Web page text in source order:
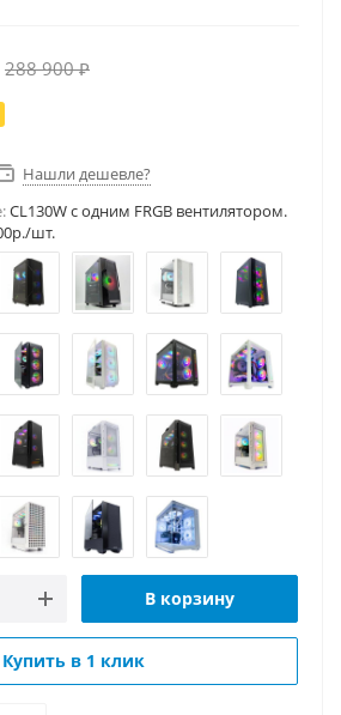
288 900₽
Нашли дешевле?
CL130W c одним FRGB вентилятором.
шт.
В корзину
Купить в 1 клик